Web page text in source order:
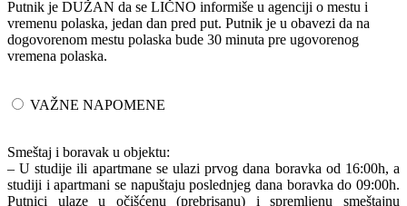
Putnik je DUŽAN da se LIČNO informiše u agenciji o mestu i
vremenu polaska, jedan dan pred put. Putnik je u obavezi da na
dogovorenom mestu polaska bude 30 minuta pre ugovorenog
vremena polaska.
VAŽNE NAPOMENE
Smeštaj i boravak u objektu:
– U studije ili apartmane se ulazi prvog dana boravka od 16:00h, a
studiji i apartmani se napuštaju poslednjeg dana boravka do 09:00h.
Putnici ulaze u očišćenu (prebrisanu) i spremljenu smeštajnu